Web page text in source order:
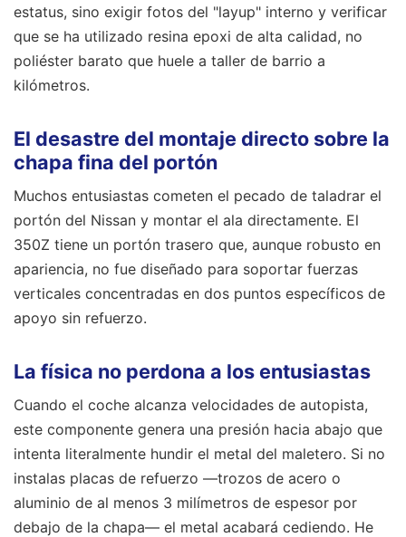
estatus, sino exigir fotos del "layup" interno y verificar
que se ha utilizado resina epoxi de alta calidad, no
poliéster barato que huele a taller de barrio a
kilómetros.
El desastre del montaje directo sobre la
chapa fina del portón
Muchos entusiastas cometen el pecado de taladrar el
portón del Nissan y montar el ala directamente. El
350Z tiene un portón trasero que, aunque robusto en
apariencia, no fue diseñado para soportar fuerzas
verticales concentradas en dos puntos específicos de
apoyo sin refuerzo.
La física no perdona a los entusiastas
Cuando el coche alcanza velocidades de autopista,
este componente genera una presión hacia abajo que
intenta literalmente hundir el metal del maletero. Si no
instalas placas de refuerzo —trozos de acero o
aluminio de al menos 3 milímetros de espesor por
debajo de la chapa— el metal acabará cediendo. He